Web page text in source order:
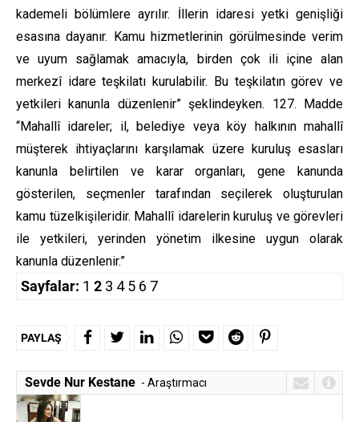
kademeli bölümlere ayrılır. İllerin idaresi yetki genişliği
esasına dayanır. Kamu hizmetlerinin görülmesinde verim
ve uyum sağlamak amacıyla, birden çok ili içine alan
merkezî idare teşkilatı kurulabilir. Bu teşkilatın görev ve
yetkileri kanunla düzenlenir” şeklindeyken. 127. Madde
“Mahallî idareler; il, belediye veya köy halkının mahallî
müşterek ihtiyaçlarını karşılamak üzere kuruluş esasları
kanunla belirtilen ve karar organları, gene kanunda
gösterilen, seçmenler tarafından seçilerek oluşturulan
kamu tüzelkişileridir. Mahallî idarelerin kuruluş ve görevleri
ile yetkileri, yerinden yönetim ilkesine uygun olarak
kanunla düzenlenir.”
Sayfalar: 1 2 3 4 5 6 7
PAYLAŞ
Sevde Nur Kestane - Araştırmacı